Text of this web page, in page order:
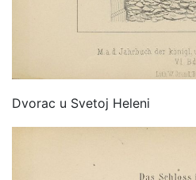
Dvorac u Svetoj Heleni